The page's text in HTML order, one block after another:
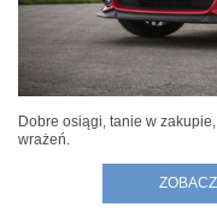
Dobre osiągi, tanie w
wrażeń.